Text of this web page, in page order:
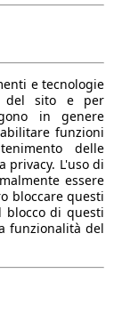
e tecnologie
del sito e per
in genere
funzioni
delle
privacy. L'uso di
essere
bloccare questi
blocco di questi
funzionalità del